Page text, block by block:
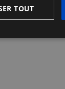
?
TOUT